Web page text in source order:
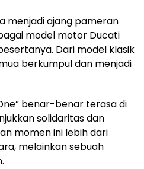
menjadi ajang pameran
model motor Ducati
Dari model klasik
berkumpul dan menjadi
benar-benar terasa di
solidaritas dan
momen ini lebih dari
melainkan sebuah